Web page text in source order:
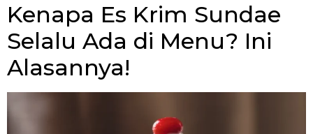
Kenapa Es Krim Sundae
Selalu Ada di Menu? Ini
Alasannya!